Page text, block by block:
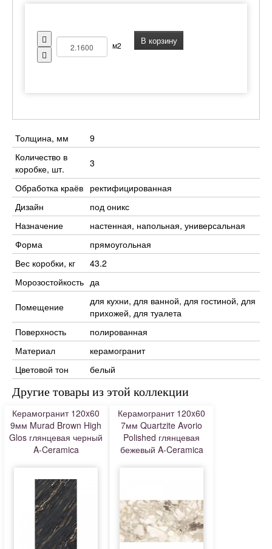
м2 В корзину
Толщина, мм
9
Количество в
коробке, шт.
3
Обработка краёв ректифицированная
Дизайн
под оникс
Назначение
настенная, напольная, универсальная
Форма
прямоугольная
Вес коробки, кг
43.2
Морозостойкость да
Помещение
для кухни, для ванной, для гостиной, для
прихожей, для туалета
Поверхность
полированная
Материал
керамогранит
Цветовой тон
белый
Другие товары из этой коллекции
Керамогранит 120x60
9мм Murad Brown High
Glos глянцевая черный
A-Ceramica
Керамогранит 120x60
7мм Quartzite Avorio
Polished глянцевая
бежевый A-Ceramica